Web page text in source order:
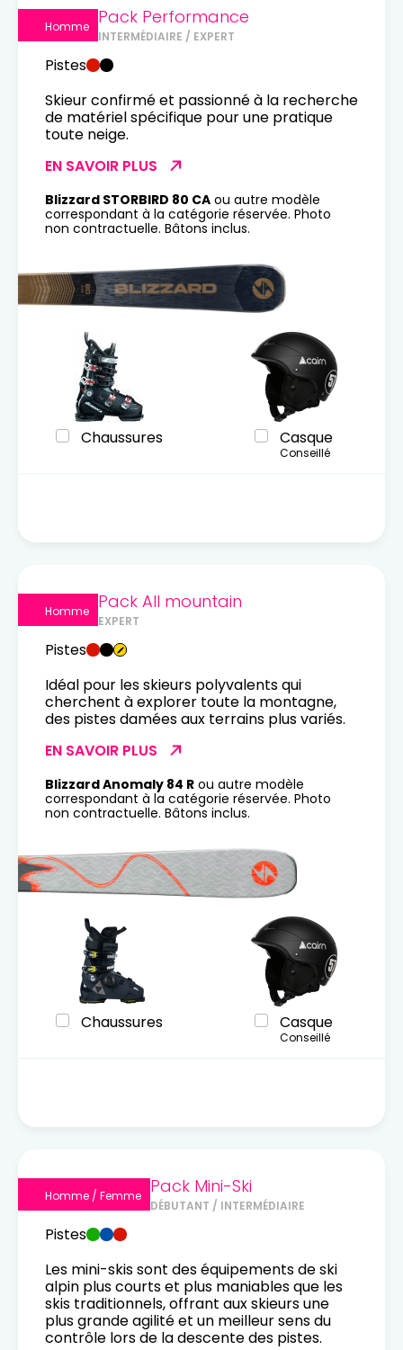
Homme Pack Performance
INTERMÉDIAIRE / EXPERT
Pistes
Skieur confirmé et passionné à la recherche
de matériel spécifique pour une pratique
toute neige.
EN SAVOIR PLUS
Blizzard STORBIRD 80 CA ou autre modèle
correspondant à la catégorie réservée. Photo
non contractuelle. Bâtons inclus.
Chaussures Casque
Conseillé
Homme Pack All mountain
EXPERT
Pistes
Idéal pour les skieurs polyvalents qui
cherchent à explorer toute la montagne,
des pistes damées aux terrains plus variés.
EN SAVOIR PLUS
Blizzard Anomaly 84 R ou autre modèle
correspondant à la catégorie réservée. Photo
non contractuelle. Bâtons inclus.
Chaussures Casque
Conseillé
Homme / Femme Pack Mini-Ski
DÉBUTANT / INTERMÉDIAIRE
Pistes
Les mini-skis sont des équipements de ski
alpin plus courts et plus maniables que les
skis traditionnels, offrant aux skieurs une
plus grande agilité et un meilleur sens du
contrôle lors de la descente des pistes.